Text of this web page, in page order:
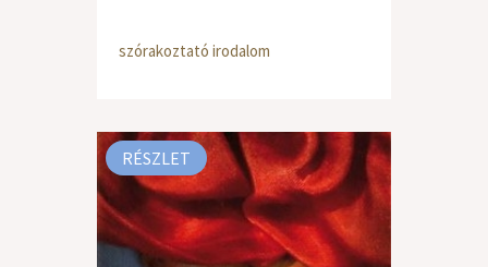
szórakoztató irodalom
RÉSZLET